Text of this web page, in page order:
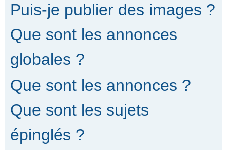
Puis-je publier des images ?
Que sont les annonces
globales ?
Que sont les annonces ?
Que sont les sujets
épinglés ?